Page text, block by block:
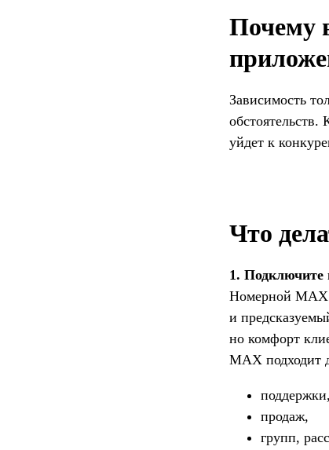
Почему
Зависимость
уйдет к
Что
1.
Номерной MAX
и
но комфорт
MAX подходит
поддержки,
продаж,
групп,